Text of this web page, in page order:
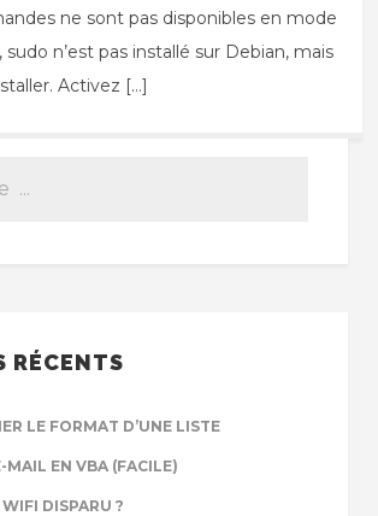
ne sont pas disponibles en mode
n’est pas installé sur Debian, mais
Activez […]
RÉCENTS
LE FORMAT D’UNE LISTE
MAIL EN VBA (FACILE)
DISPARU ?